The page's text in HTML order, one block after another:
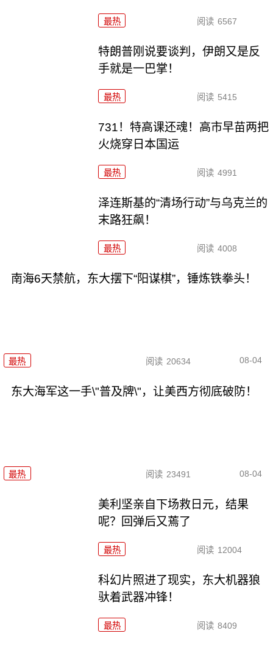
最热 阅读 6567
特朗普刚说要谈判，伊朗又是反
手就是一巴掌！
最热 阅读 5415
731！特高课还魂！高市早苗两把
火烧穿日本国运
最热 阅读 4991
泽连斯基的“清场行动”与乌克兰的
末路狂飙！
最热 阅读 4008
南海6天禁航，东大摆下“阳谋棋”，锤炼铁拳头！
最热 阅读 20634 08-04
东大海军这一手\"普及牌\"，让美西方彻底破防！
最热 阅读 23491 08-04
美利坚亲自下场救日元，结果
呢？回弹后又蔫了
最热 阅读 12004
科幻片照进了现实，东大机器狼
驮着武器冲锋！
最热 阅读 8409